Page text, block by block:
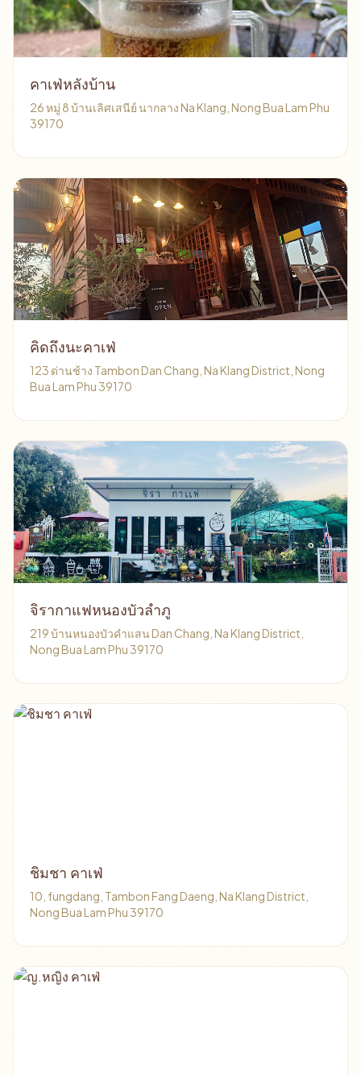
คาเฟ่หลังบ้าน
26 หมู่ 8 บ้านเลิศเสนีย์ นากลาง Na Klang, Nong Bua Lam Phu
39170
คิดถึงนะคาเฟ่
123 ด่านช้าง Tambon Dan Chang, Na Klang District, Nong
Bua Lam Phu 39170
จิรากาแฟหนองบัวลำภู
219 บ้านหนองบัวคำแสน Dan Chang, Na Klang District,
Nong Bua Lam Phu 39170
ชิมชา คาเฟ่
10, fungdang, Tambon Fang Daeng, Na Klang District,
Nong Bua Lam Phu 39170